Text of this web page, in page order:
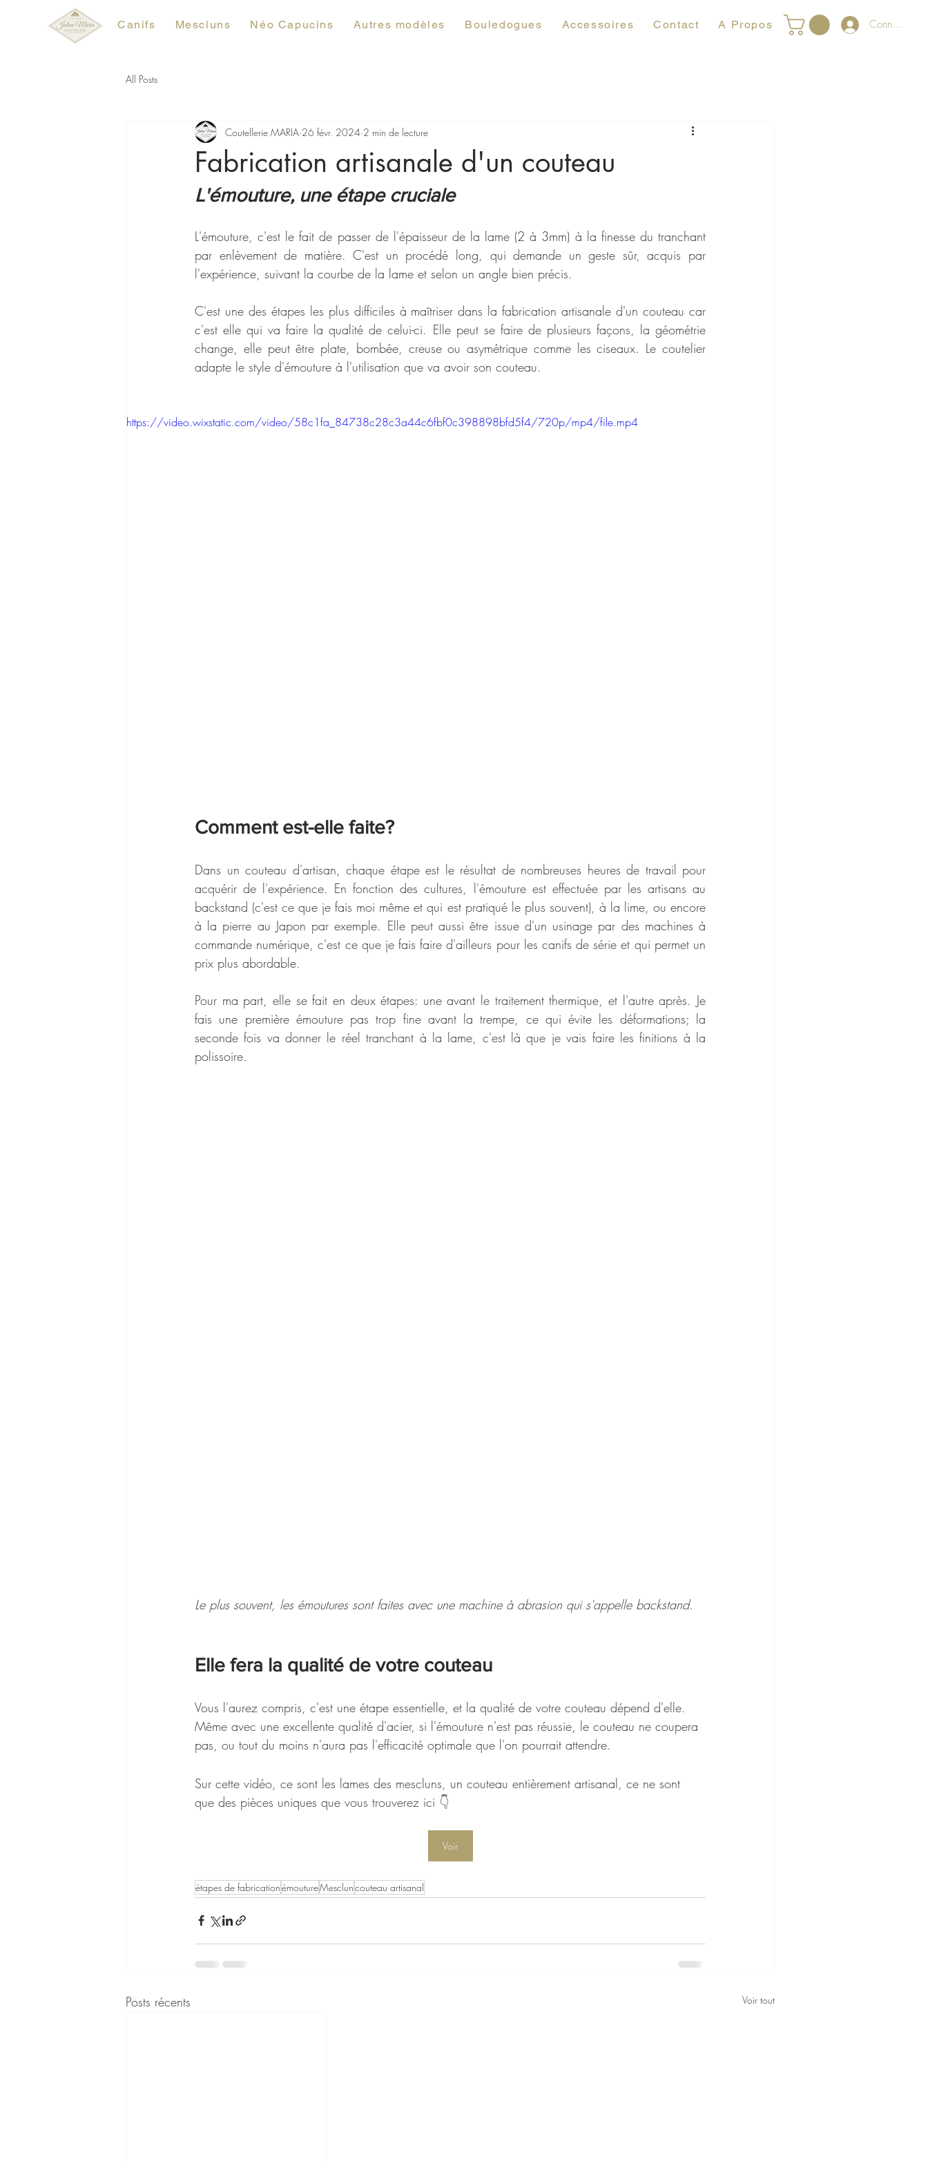
Canifs Mescluns Néo Capucins Autres modèles Bouledogues Accessoires Contact A Propos Connexion
All Posts
Fabrication artisanale d'un couteau
Coutellerie MARIA 26 févr. 2024 2 min de lecture
L'émouture, une étape cruciale
L'émouture, c'est le fait de passer de l'épaisseur de la lame (2 à 3mm) à la finesse du tranchant
par enlèvement de matière. C'est un procédé long, qui demande un geste sûr, acquis par
l'expérience, suivant la courbe de la lame et selon un angle bien précis.
C'est une des étapes les plus difficiles à maîtriser dans la fabrication artisanale d'un couteau car
c'est elle qui va faire la qualité de celui-ci. Elle peut se faire de plusieurs façons, la géométrie
change, elle peut être plate, bombée, creuse ou asymétrique comme les ciseaux. Le coutelier
adapte le style d'émouture à l'utilisation que va avoir son couteau.
https://video.wixstatic.com/video/58c1fa_84738c28c3a44c6fbf0c398898bfd5f4/720p/mp4/file.mp4
Comment est-elle faite?
Dans un couteau d'artisan, chaque étape est le résultat de nombreuses heures de travail pour
acquérir de l'expérience. En fonction des cultures, l'émouture est effectuée par les artisans au
backstand (c'est ce que je fais moi même et qui est pratiqué le plus souvent), à la lime, ou encore
à la pierre au Japon par exemple. Elle peut aussi être issue d'un usinage par des machines à
commande numérique, c'est ce que je fais faire d'ailleurs pour les canifs de série et qui permet un
prix plus abordable.
Pour ma part, elle se fait en deux étapes: une avant le traitement thermique, et l'autre après. Je
fais une première émouture pas trop fine avant la trempe, ce qui évite les déformations; la
seconde fois va donner le réel tranchant à la lame, c'est là que je vais faire les finitions à la
polissoire.
Le plus souvent, les émoutures sont faites avec une machine à abrasion qui s'appelle backstand.
Elle fera la qualité de votre couteau
Vous l'aurez compris, c'est une étape essentielle, et la qualité de votre couteau dépend d'elle.
Même avec une excellente qualité d'acier, si l'émouture n'est pas réussie, le couteau ne coupera
pas, ou tout du moins n'aura pas l'efficacité optimale que l'on pourrait attendre.
Sur cette vidéo, ce sont les lames des mescluns, un couteau entièrement artisanal, ce ne sont
que des pièces uniques que vous trouverez ici 👇
Voir
étapes de fabricationémoutureMescluncouteau artisanal
Posts récents Voir tout